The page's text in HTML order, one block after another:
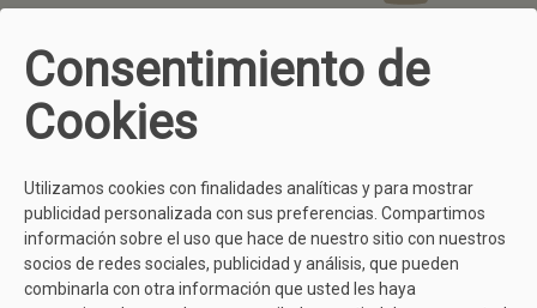
En compras superiores a 50 €.
¿Tienes dudas? Llámanos
981299745
Todo usuario dispone de 15 días
para devolvernos cualquier
aquí
detalles.
Comprar en Calzados Yolanda es
muy sencillo y seguro gracias a
nuestras diferentes formas de
pago.
Consentimiento de
Cookies
Utilizamos cookies con finalidades analíticas y para mostrar
publicidad personalizada con sus preferencias. Compartimos
información sobre el uso que hace de nuestro sitio con nuestros
socios de redes sociales, publicidad y análisis, que pueden
combinarla con otra información que usted les haya